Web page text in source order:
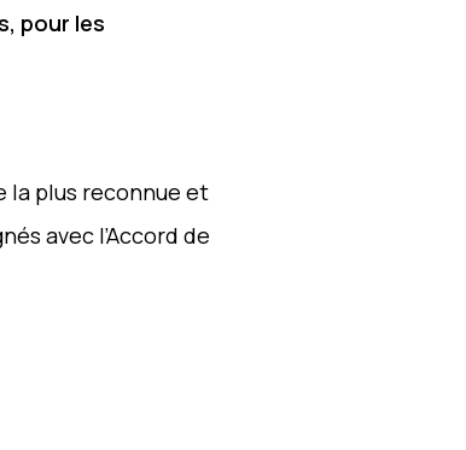
pour les
la plus reconnue et
avec l’Accord de